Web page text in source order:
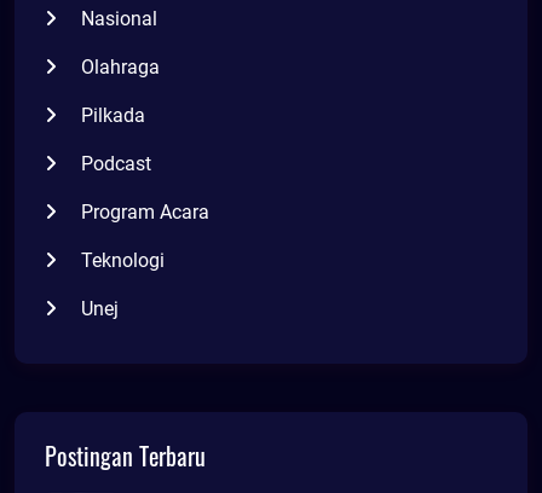
Nasional
Olahraga
Pilkada
Podcast
Program Acara
Teknologi
Unej
Postingan Terbaru